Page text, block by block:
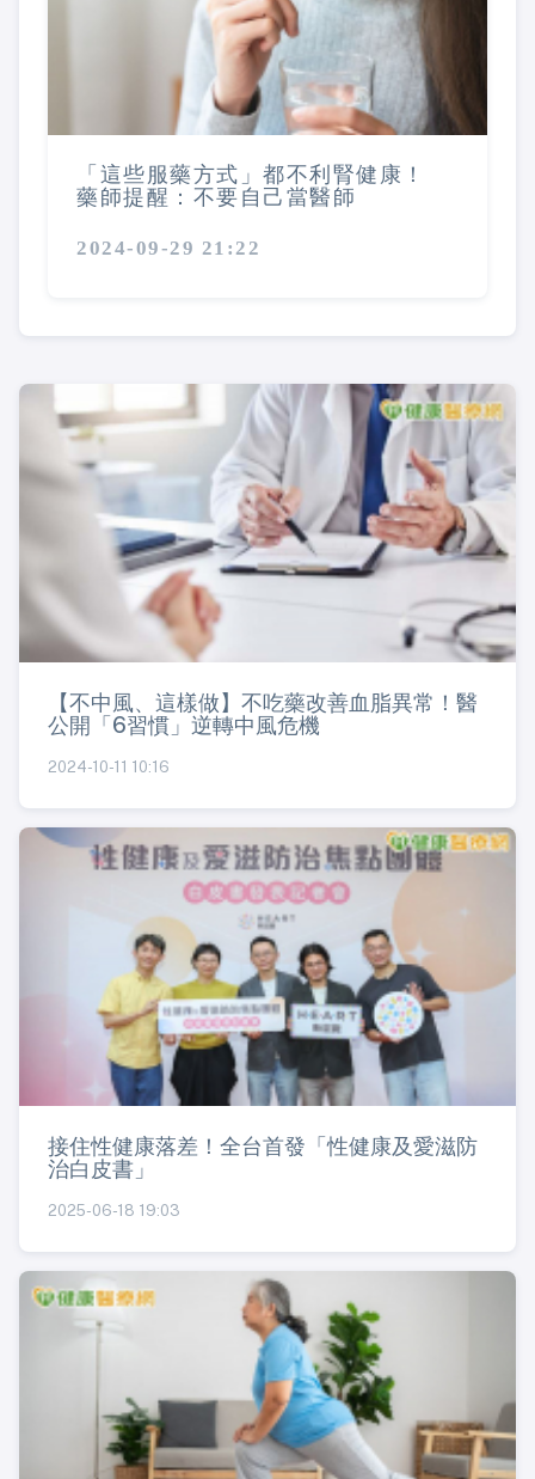
「這些服藥方式」都不利腎健康！
藥師提醒：不要自己當醫師
2024-09-29 21:22
【不中風、這樣做】不吃藥改善血脂異常！醫
公開「6習慣」逆轉中風危機
2024-10-11 10:16
接住性健康落差！全台首發「性健康及愛滋防
治白皮書」
2025-06-18 19:03